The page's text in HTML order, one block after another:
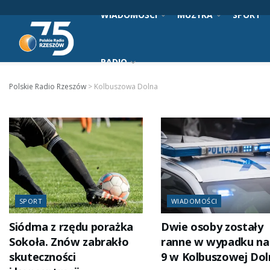
WIADOMOŚCI MUZYKA SPORT
RADIO
Polskie Radio Rzeszów > Kolbuszowa Dolna
SPORT
Siódma z rzędu porażka
Sokoła. Znów zabrakło
skuteczności
WIADOMOŚCI
Dwie osoby zostały
ranne w wypadku
9 w Kolbuszowej